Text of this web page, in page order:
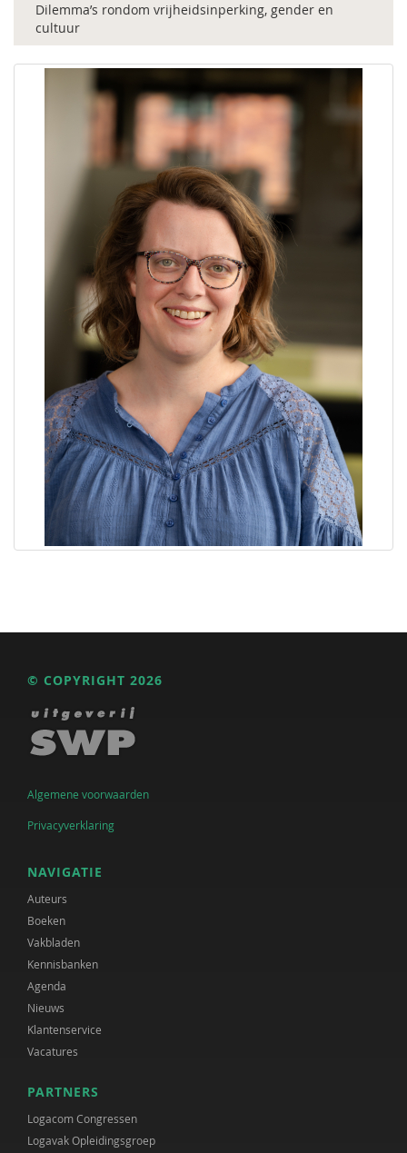
Dilemma’s rondom vrijheidsinperking, gender en
cultuur
© COPYRIGHT 2026
Algemene voorwaarden
Privacyverklaring
NAVIGATIE
Auteurs
Boeken
Vakbladen
Kennisbanken
Agenda
Nieuws
Klantenservice
Vacatures
PARTNERS
Logacom Congressen
Logavak Opleidingsgroep